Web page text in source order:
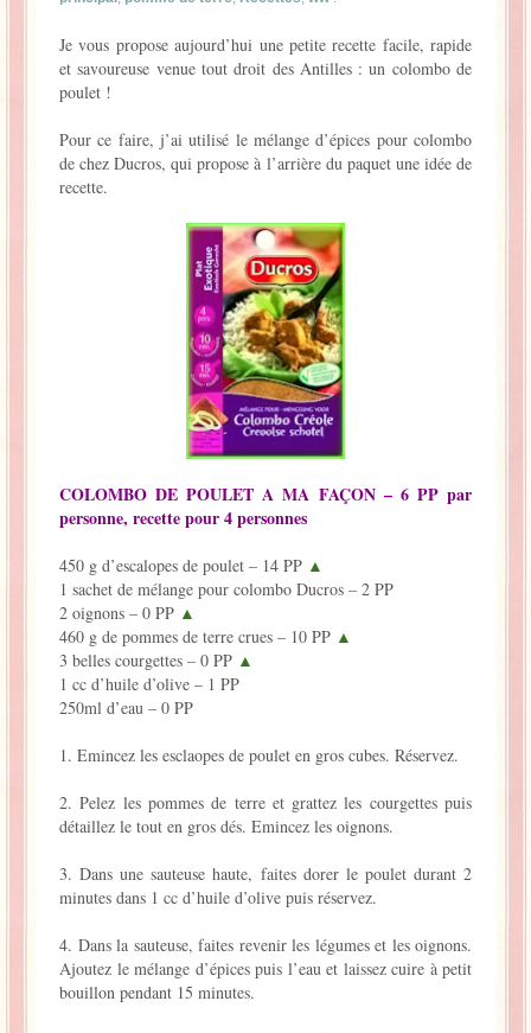
Ma période Weight Watchers
Je vous propose aujourd’hui une petite recette facile, rapide
et savoureuse venue tout droit des Antilles : un colombo de
poulet !
Pour ce faire, j’ai utilisé le mélange d’épices pour colombo
de chez Ducros, qui propose à l’arrière du paquet une idée de
recette.
COLOMBO DE POULET A MA FAÇON – 6 PP par
personne, recette pour 4 personnes
450 g d’escalopes de poulet – 14 PP ▲
1 sachet de mélange pour colombo Ducros – 2 PP
2 oignons – 0 PP ▲
460 g de pommes de terre crues – 10 PP ▲
3 belles courgettes – 0 PP ▲
1 cc d’huile d’olive – 1 PP
250ml d’eau – 0 PP
1. Emincez les esclaopes de poulet en gros cubes. Réservez.
2. Pelez les pommes de terre et grattez les courgettes puis
détaillez le tout en gros dés. Emincez les oignons.
3. Dans une sauteuse haute, faites dorer le poulet durant 2
minutes dans 1 cc d’huile d’olive puis réservez.
4. Dans la sauteuse, faites revenir les légumes et les oignons.
Ajoutez le mélange d’épices puis l’eau et laissez cuire à petit
bouillon pendant 15 minutes.